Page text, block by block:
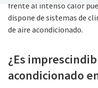
frente al intenso calor
dispone de sistemas de
de aire acondicionado.
¿Es
acondicionado